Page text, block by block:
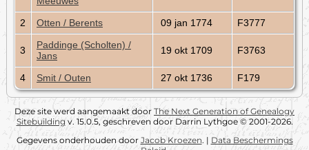
2 Otten / Berents 09 jan 1774 F3777
3
Paddinge (Scholten) /
Jans
19 okt 1709 F3763
4 Smit / Outen 27 okt 1736 F179
Deze site werd aangemaakt door The Next Generation of Genealogy
Sitebuilding v. 15.0.5, geschreven door Darrin Lythgoe © 2001-2026.
Gegevens onderhouden door Jacob Kroezen. | Data Beschermings